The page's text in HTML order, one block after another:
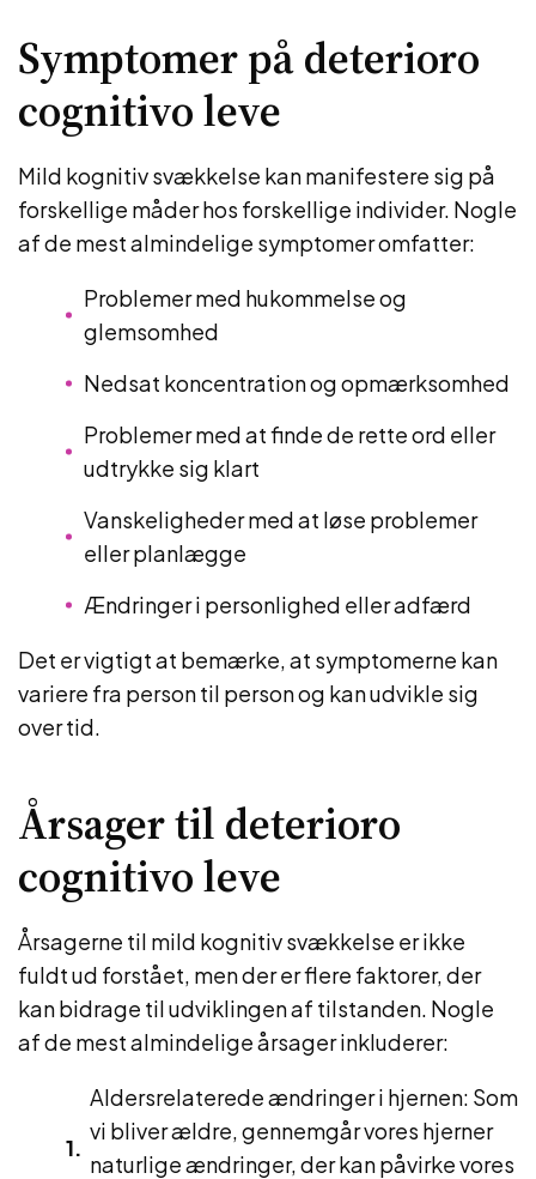
Symptomer på deterioro
cognitivo leve
Mild kognitiv svækkelse kan manifestere sig på
forskellige måder hos forskellige individer. Nogle
af de mest almindelige symptomer omfatter:
Problemer med hukommelse og
glemsomhed
Nedsat koncentration og opmærksomhed
Problemer med at finde de rette ord eller
udtrykke sig klart
Vanskeligheder med at løse problemer
eller planlægge
Ændringer i personlighed eller adfærd
Det er vigtigt at bemærke, at symptomerne kan
variere fra person til person og kan udvikle sig
over tid.
Årsager til deterioro
cognitivo leve
Årsagerne til mild kognitiv svækkelse er ikke
fuldt ud forstået, men der er flere faktorer, der
kan bidrage til udviklingen af tilstanden. Nogle
af de mest almindelige årsager inkluderer:
Aldersrelaterede ændringer i hjernen: Som
vi bliver ældre, gennemgår vores hjerner
naturlige ændringer, der kan påvirke vores